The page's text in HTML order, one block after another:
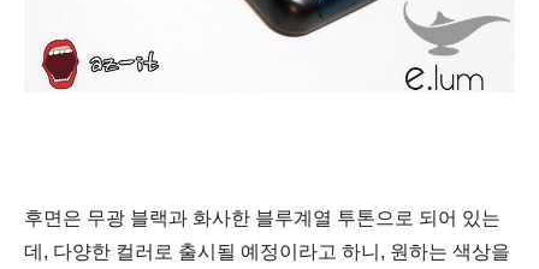
후면은 무광 블랙과 화사한 블루계열 투톤으로 되어 있는
데, 다양한 컬러로 출시될 예정이라고 하니, 원하는 색상을